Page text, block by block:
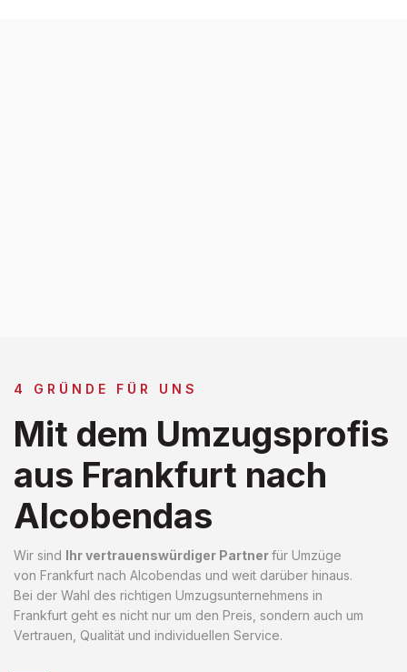
4 GRÜNDE FÜR UNS
Mit dem Umzugsprofis
aus Frankfurt nach
Alcobendas
Wir sind Ihr vertrauenswürdiger Partnerfür Umzüge
von Frankfurt nach Alcobendas und weit darüber hinaus.
Bei der Wahl des richtigen Umzugsunternehmens in
Frankfurt geht es nicht nur um den Preis, sondern auch um
Vertrauen, Qualität und individuellen Service.